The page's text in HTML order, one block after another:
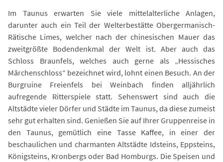
Im Taunus erwarten Sie viele mittelalterliche Anlagen,
darunter auch ein Teil der Welterbestätte Obergermanisch-
Rätische Limes, welcher nach der chinesischen Mauer das
zweitgrößte Bodendenkmal der Welt ist. Aber auch das
Schloss Braunfels, welches auch gerne als „Hessisches
Märchenschloss“ bezeichnet wird, lohnt einen Besuch. An der
Burgruine Freienfels bei Weinbach finden alljährlich
aufregende Ritterspiele statt. Sehenswert sind auch die
Altstädte vieler Dörfer und Städte im Taunus, da diese zumeist
sehr gut erhalten sind. Genießen Sie auf Ihrer Gruppenreise in
den Taunus, gemütlich eine Tasse Kaffee, in einer der
beschaulichen und charmanten Altstädte Idsteins, Eppsteins,
Königsteins, Kronbergs oder Bad Homburgs. Die Speisen und